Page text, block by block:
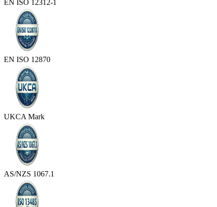
EN ISO 12312-1
EN ISO 12870
UKCA Mark
AS/NZS 1067.1